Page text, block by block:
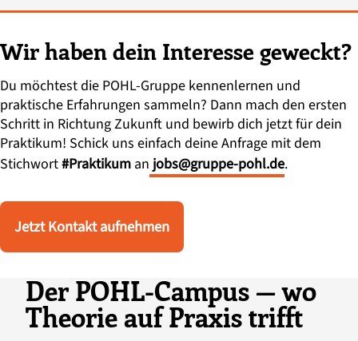
Wir haben dein Interesse geweckt?
Du möchtest die POHL-Gruppe kennenlernen und
praktische Erfahrungen sammeln? Dann mach den ersten
Schritt in Richtung Zukunft und bewirb dich jetzt für dein
Praktikum! Schick uns einfach deine Anfrage mit dem
Stichwort#Praktikum an jobs@gruppe-pohl.de.
Jetzt Kontakt aufnehmen
Der POHL-Campus — wo
Theorie auf Praxis trifft